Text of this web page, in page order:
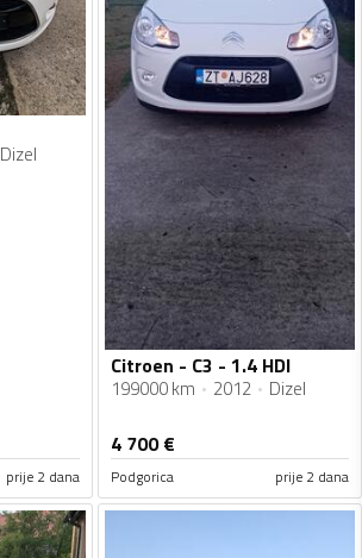
Dizel
prije 2 dana
Citroen - C3 - 1.4 HDI
199000 km 2012 Dizel
4 700€
Podgorica prije 2 dana